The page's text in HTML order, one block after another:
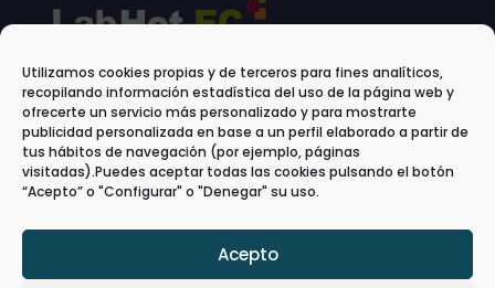
Utilizamos cookies propias y de terceros para fines analíticos,
recopilando información estadística del uso de la página web y
ofrecerte un servicio más personalizado y para mostrarte
publicidad personalizada en base a un perfil elaborado a partir de
tus hábitos de navegación (por ejemplo, páginas
visitadas).Puedes aceptar todas las cookies pulsando el botón
“Acepto” o "Configurar" o "Denegar" su uso.
Acepto